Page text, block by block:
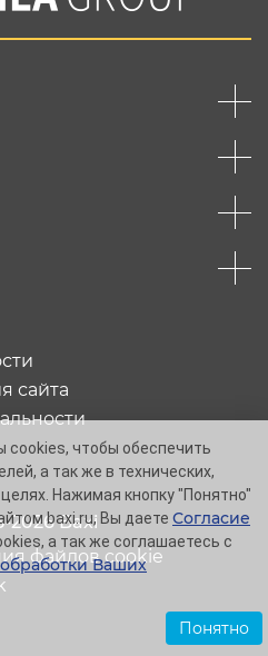
2026 Baxi
сайта
файлов cookie
cookies, чтобы обеспечить
а так же в технических,
Нажимая кнопку "Понятно"
baxi.ru, Вы даете Согласие
а так же соглашаетесь с
Ваших
Понятно